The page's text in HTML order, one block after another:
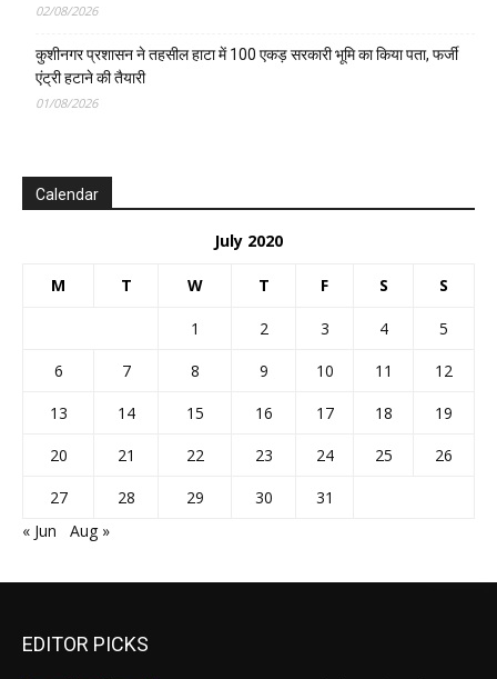
02/08/2026
कुशीनगर प्रशासन ने तहसील हाटा में 100 एकड़ सरकारी भूमि का किया पता, फर्जी
एंट्री हटाने की तैयारी
01/08/2026
Calendar
July 2020
M T W T F S S
1 2 3 4
5
6
7 8 9 10 11
12
13
14 15 16 17 18
19
20
21 22 23 24 25
26
27
28 29 30
31
« Jun
Aug »
EDITOR PICKS